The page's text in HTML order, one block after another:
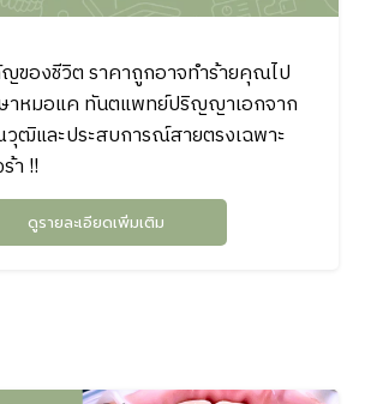
ของชีวิต ราคาถูกอาจทำร้ายคุณไป
าหมอแค ทันตแพทย์ปริญญาเอกจาก
ฒิและประสบการณ์สายตรงเฉพาะ
า !!
ดูรายละเอียดเพิ่มเติม